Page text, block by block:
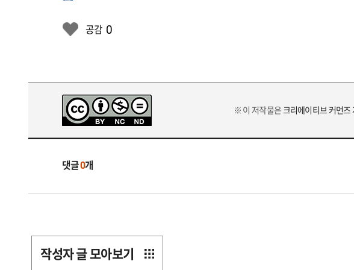
공감 0
※ 이 저작물은크리에이티브 커먼
댓글0개
작성자 글 모아보기